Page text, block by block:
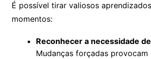
É possível tirar valiosos
momentos:
Reconhecer a necessidade
Mudanças forçadas